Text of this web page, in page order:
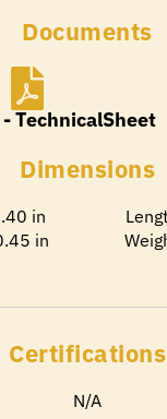
Documents
TechnicalSheet
Dimensions
in
in
Certifications
N/A